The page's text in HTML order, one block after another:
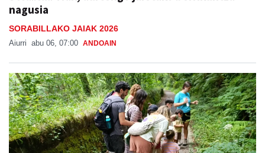
nagusia
SORABILLAKO JAIAK 2026
Aiurri abu 06, 07:00 ANDOAIN